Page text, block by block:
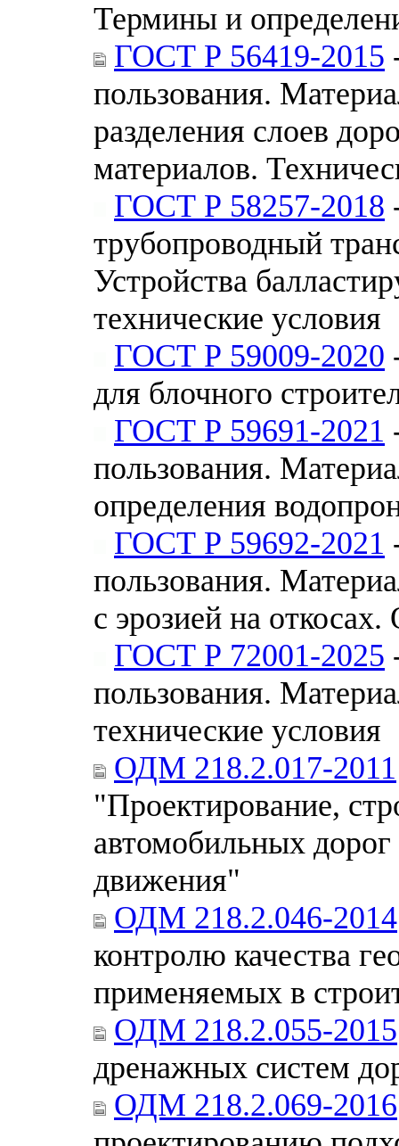
Термины и
ГОСТ Р 56419-2015
пользования.
разделения слоев
материалов.
ГОСТ Р 58257-2018
трубопроводный
Устройства
технические условия
ГОСТ Р 59009-2020
для блочного
ГОСТ Р 59691-2021
пользования.
определения
ГОСТ Р 59692-2021
пользования.
с эрозией на
ГОСТ Р 72001-2025
пользования.
технические условия
ОДМ 218.2.017-2011
"Проектирование,
автомобильных
движения"
ОДМ 218.2.046-2014
контролю качества
применяемых в
ОДМ 218.2.055-2015
дренажных систем
ОДМ 218.2.069-2016